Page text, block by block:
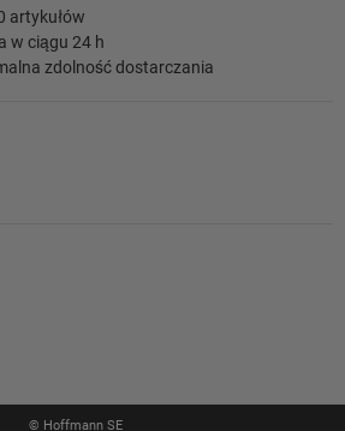
artykułów
w ciągu 24 h
zdolność dostarczania
© Hoffmann SE